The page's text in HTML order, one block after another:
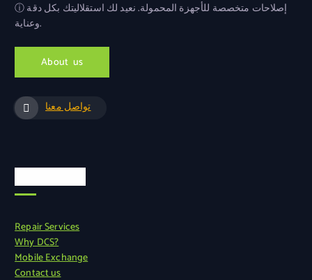
ⓘ إصلاحات متخصصة للأجهزة المحمولة. نعيد لك استقلاليتك بكل دقة
وعناية.
About us
تواصل معنا
Repair Services
Why DCS?
Mobile Exchange
Contact us